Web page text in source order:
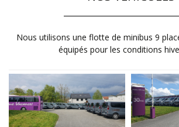
Nous utilisons une flotte de minibus 9
équipés pour les conditions